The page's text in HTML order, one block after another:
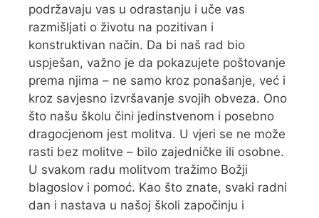
podržavaju vas u odrastanju i uče vas
razmišljati o životu na pozitivan i
konstruktivan način. Da bi naš rad bio
uspješan, važno je da pokazujete poštovanje
prema njima – ne samo kroz ponašanje, već i
kroz savjesno izvršavanje svojih obveza. Ono
što našu školu čini jedinstvenom i posebno
dragocjenom jest molitva. U vjeri se ne može
rasti bez molitve – bilo zajedničke ili osobne.
U svakom radu molitvom tražimo Božji
blagoslov i pomoć. Kao što znate, svaki radni
dan i nastava u našoj školi započinju i